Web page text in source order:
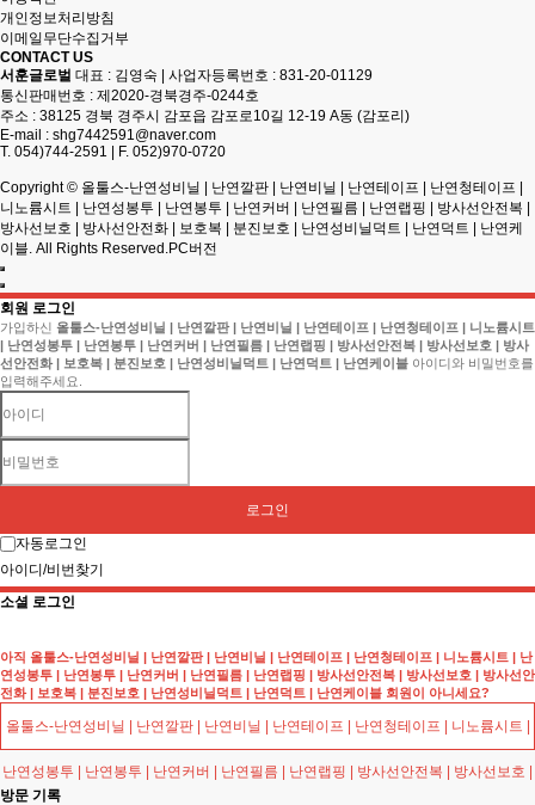
개인정보처리방침
이메일무단수집거부
CONTACT US
서훈글로벌 대표 : 김영숙
사업자등록번호 : 831-20-01129
통신판매번호 : 제2020-경북경주-0244호
주소 : 38125 경북 경주시 감포읍 감포로10길 12-19 A동 (감포리)
E-mail : shg7442591@naver.com
T. 054)744-2591
F. 052)970-0720
Copyright© 올툴스-난연성비닐 | 난연깔판 | 난연비닐 | 난연테이프 | 난연청테이프 |
니노륨시트 | 난연성봉투 | 난연봉투 | 난연커버 | 난연필름 | 난연랩핑 | 방사선안전복 |
방사선보호 | 방사선안전화 | 보호복 | 분진보호 | 난연성비닐덕트 | 난연덕트 | 난연케
이블. All Rights Reserved.PC버전
회원 로그인
가입하신 올툴스-난연성비닐 | 난연깔판 | 난연비닐 | 난연테이프 | 난연청테이프 | 니노륨시트
| 난연성봉투 | 난연봉투 | 난연커버 | 난연필름 | 난연랩핑 | 방사선안전복 | 방사선보호 | 방사
선안전화 | 보호복 | 분진보호 | 난연성비닐덕트 | 난연덕트 | 난연케이블 아이디와 비밀번호를
입력해주세요.
로그인
자동로그인
아이디/비번찾기
소셜 로그인
아직 올툴스-난연성비닐 | 난연깔판 | 난연비닐 | 난연테이프 | 난연청테이프 | 니노륨시트 | 난
연성봉투 | 난연봉투 | 난연커버 | 난연필름 | 난연랩핑 | 방사선안전복 | 방사선보호 | 방사선안
전화 | 보호복 | 분진보호 | 난연성비닐덕트 | 난연덕트 | 난연케이블 회원이 아니세요?
올툴스-난연성비닐 | 난연깔판 | 난연비닐 | 난연테이프 | 난연청테이프 | 니노륨시트 |
난연성봉투 | 난연봉투 | 난연커버 | 난연필름 | 난연랩핑 | 방사선안전복 | 방사선보호 |
방문 기록